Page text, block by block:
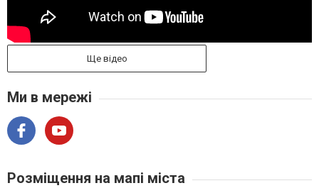
Ще відео
Ми в мережі
Розміщення на мапі міста